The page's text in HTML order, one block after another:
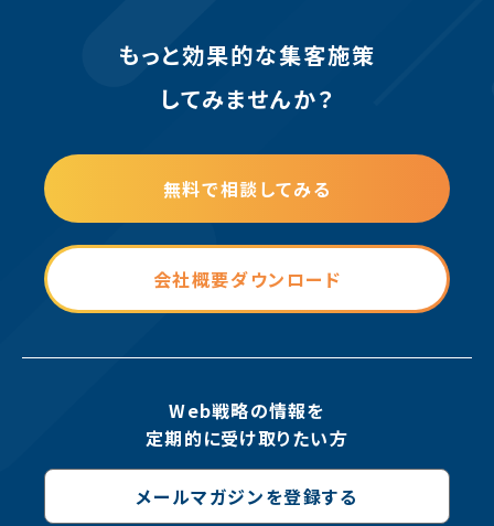
もっと効果的な集客施策
してみませんか？
無料で相談してみる
会社概要ダウンロード
Web戦略の情報を
定期的に受け取りたい方
メールマガジンを登録する